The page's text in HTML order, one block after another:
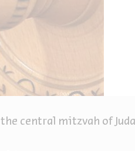
central mitzvah of